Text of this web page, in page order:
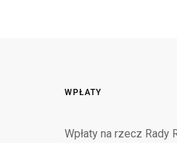
WPŁATY
Wpłaty na rzecz Rady